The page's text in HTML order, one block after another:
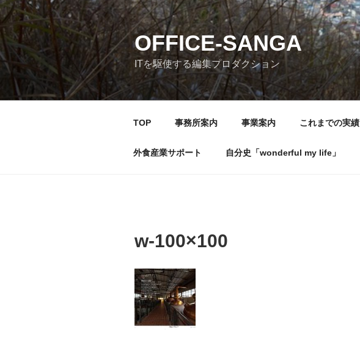
コ
ン
テ
ン
ツ
OFFICE-SANGA
ITを駆使する編集プロダクション
TOP 事務所案内 事業案内 これまでの実績
外食産業サポート 自分史「wonderful my life」
w-100×100